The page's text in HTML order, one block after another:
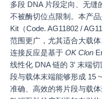
多段 DNA 片段定向、无缝
不被酶切位点限制。本产
Kit（Code. AG11802 /
范围更广，尤其适合大载
连接反应是基于 OK Clon
线性化 DNA 链的 3’ 末端
段与载体末端能够形成 15
准确、高效的将片段与载